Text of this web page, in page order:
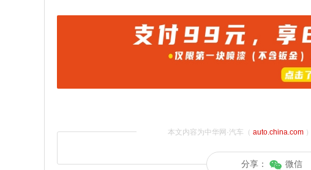
本文内容为中华网·汽车（ auto.china.com
分享： 微信